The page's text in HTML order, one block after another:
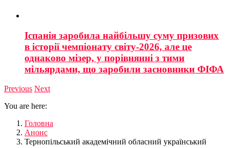
Іспанія заробила найбільшу суму призових
в історії чемпіонату світу-2026, але це
однаково мізер, у порівнянні з тими
мільярдами, що заробили засновники ФІФА
Previous Next
You are here:
Головна
Анонс
Тернопільський академічний обласний український